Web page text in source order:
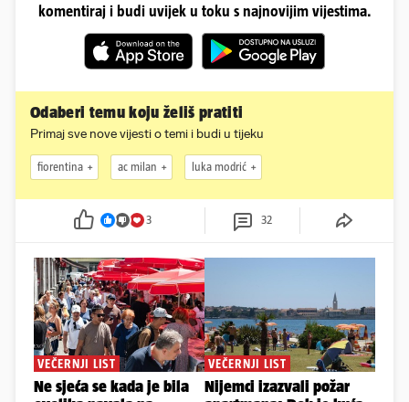
komentiraj i budi uvijek u toku s najnovijim vijestima.
Odaberi temu koju želiš pratiti
Primaj sve nove vijesti o temi i budi u tijeku
fiorentina ac milan luka modrić
3 32